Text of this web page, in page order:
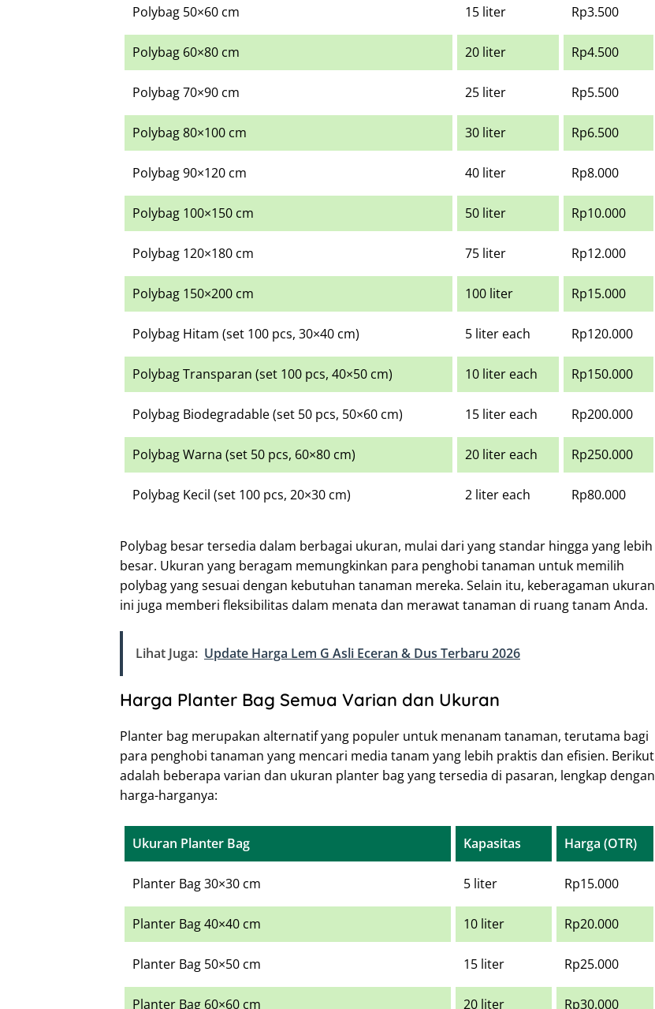
Polybag 50×60 cm 15 liter Rp3.500
Polybag 60×80 cm 20 liter Rp4.500
Polybag 70×90 cm 25 liter Rp5.500
Polybag 80×100 cm 30 liter Rp6.500
Polybag 90×120 cm 40 liter Rp8.000
Polybag 100×150 cm 50 liter Rp10.000
Polybag 120×180 cm 75 liter Rp12.000
Polybag 150×200 cm 100 liter Rp15.000
Polybag Hitam (set 100 pcs, 30×40 cm) 5 liter each Rp120.000
Polybag Transparan (set 100 pcs, 40×50 cm) 10 liter each Rp150.000
Polybag Biodegradable (set 50 pcs, 50×60 cm) 15 liter each Rp200.000
Polybag Warna (set 50 pcs, 60×80 cm) 20 liter each Rp250.000
Polybag Kecil (set 100 pcs, 20×30 cm) 2 liter each Rp80.000
Polybag besar tersedia dalam berbagai ukuran, mulai dari yang standar hingga yang lebih
besar. Ukuran yang beragam memungkinkan para penghobi tanaman untuk memilih
polybag yang sesuai dengan kebutuhan tanaman mereka. Selain itu, keberagaman ukuran
ini juga memberi fleksibilitas dalam menata dan merawat tanaman di ruang tanam Anda.
Lihat Juga: Update Harga Lem G Asli Eceran & Dus Terbaru 2026
Harga Planter Bag Semua Varian dan Ukuran
Planter bag merupakan alternatif yang populer untuk menanam tanaman, terutama bagi
para penghobi tanaman yang mencari media tanam yang lebih praktis dan efisien. Berikut
adalah beberapa varian dan ukuran planter bag yang tersedia di pasaran, lengkap dengan
harga-harganya:
Ukuran Planter Bag Kapasitas Harga (OTR)
Planter Bag 30×30 cm 5 liter Rp15.000
Planter Bag 40×40 cm 10 liter Rp20.000
Planter Bag 50×50 cm 15 liter Rp25.000
Planter Bag 60×60 cm 20 liter Rp30.000